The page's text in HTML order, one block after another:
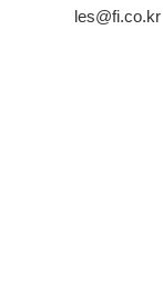
les@fi.co.kr